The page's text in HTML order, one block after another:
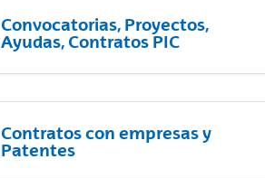
Convocatorias, Proyectos,
Ayudas, Contratos PIC
Contratos con empresas y
Patentes